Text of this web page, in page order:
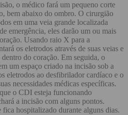
o médico fará um pequeno corte
bem abaixo do ombro. O cirurgião
em uma veia grande localizada
emergência, eles darão um ou mais
Usando raio X para a
os eletrodos através de suas veias e
do coração. Em seguida, o
um espaço criado na incisão sob a
eletrodos ao desfibrilador cardíaco e o
necessidades médicas específicas.
o CDI esteja funcionando
a incisão com alguns pontos.
hospitalizado durante alguns dias.